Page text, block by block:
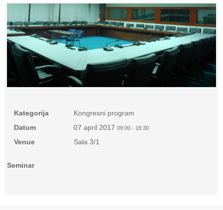
Kategorija
Kongresni program
Datum
07 april 2017 09:00 - 18:30
Venue Sala 3/1
Seminar